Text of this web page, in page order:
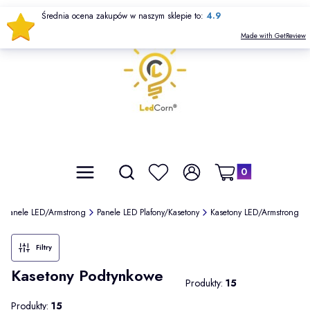
Menu Otwórz wyszukiwarkę
Szukaj Ulubione Zaloguj się
Produkty w koszyku:
Koszyk
Panele LED/Armstrong Panele LED Plafony/Kasetony Kasetony LED/Armstrong
Filtry
Kasetony Podtynkowe Produkty: 15
Produkty: 15
Średnia ocena zakupów w naszym sklepie to: 4.9
Made with GetReview